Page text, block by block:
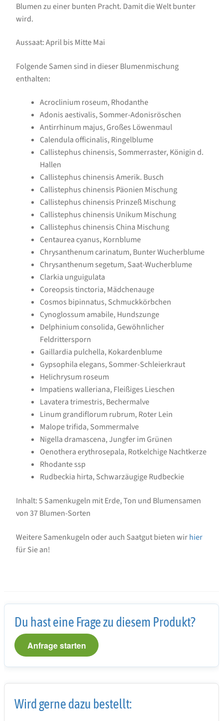
Blumen zu einer bunten Pracht. Damit die Welt bunter
wird.
Aussaat: April bis Mitte Mai
Folgende Samen sind in dieser Blumenmischung
enthalten:
Acroclinium roseum, Rhodanthe
Adonis aestivalis, Sommer-Adonisröschen
Antirrhinum majus, Großes Löwenmaul
Calendula officinalis, Ringelblume
Callistephus chinensis, Sommerraster, Königin d.
Hallen
Callistephus chinensis Amerik. Busch
Callistephus chinensis Päonien Mischung
Callistephus chinensis Prinzeß Mischung
Callistephus chinensis Unikum Mischung
Callistephus chinensis China Mischung
Centaurea cyanus, Kornblume
Chrysanthenum carinatum, Bunter Wucherblume
Chrysanthenum segetum, Saat-Wucherblume
Clarkia unguigulata
Coreopsis tinctoria, Mädchenauge
Cosmos bipinnatus, Schmuckkörbchen
Cynoglossum amabile, Hundszunge
Delphinium consolida, Gewöhnlicher
Feldrittersporn
Gaillardia pulchella, Kokardenblume
Gypsophila elegans, Sommer-Schleierkraut
Helichrysum roseum
Impatiens walleriana, Fleißiges Lieschen
Lavatera trimestris, Bechermalve
Linum grandiflorum rubrum, Roter Lein
Malope trifida, Sommermalve
Nigella dramascena, Jungfer im Grünen
Oenothera erythrosepala, Rotkelchige Nachtkerze
Rhodante ssp
Rudbeckia hirta, Schwarzäugige Rudbeckie
Inhalt: 5 Samenkugeln mit Erde, Ton und Blumensamen
von 37 Blumen-Sorten
Weitere Samenkugeln oder auch Saatgut bieten wirhier
für Sie an!
Du hast eine Frage zu diesem Produkt?
Anfrage starten
Wird gerne dazu bestellt: